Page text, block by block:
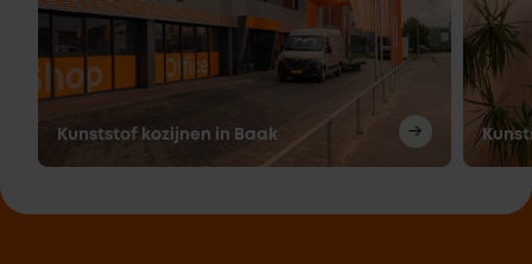
Kunststof kozijnen in Baak